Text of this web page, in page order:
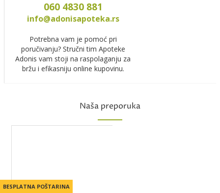
060 4830 881
info@adonisapoteka.rs
Potrebna vam je pomoć pri
poručivanju? Stručni tim Apoteke
Adonis vam stoji na raspolaganju za
bržu i efikasniju online kupovinu.
Naša preporuka
BESPLATNA POŠTARINA
BESPLATNA POŠTARINA